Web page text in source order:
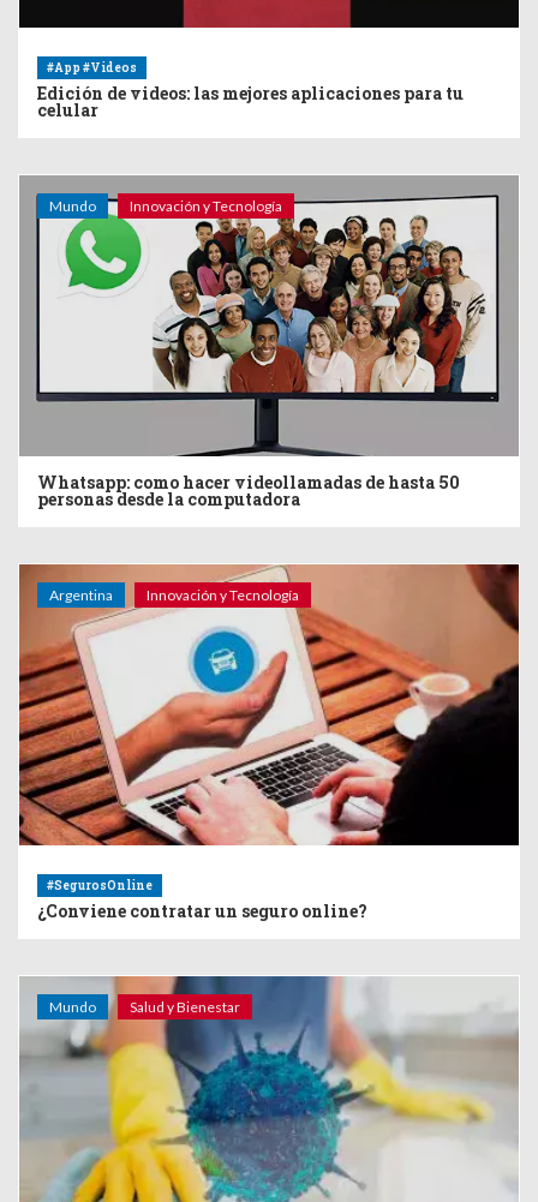
#App #Videos
Edición de videos: las mejores aplicaciones para tu
celular
Mundo Innovación y Tecnología
Whatsapp: como hacer videollamadas de hasta 50
personas desde la computadora
Argentina Innovación y Tecnología
#SegurosOnline
¿Conviene contratar un seguro online?
Mundo Salud y Bienestar